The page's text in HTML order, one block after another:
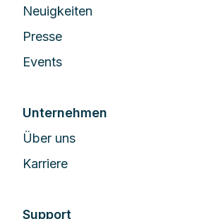
Neuigkeiten
Presse
Events
Unternehmen
Über uns
Karriere
Support